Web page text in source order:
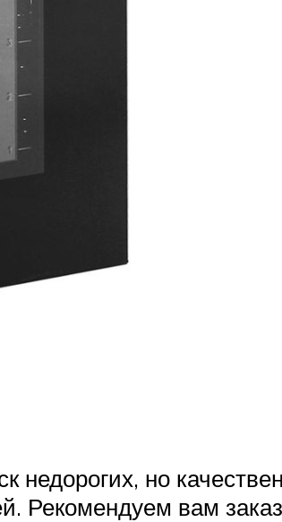
но
Рекомендуем вам